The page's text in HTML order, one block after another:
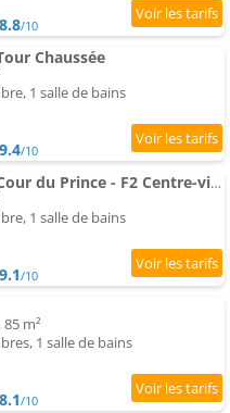
8.8/10
Chaussée
1 salle de bains
9.4/10
Appartement La Cour du Prince - F2 Centre-ville avec cour
1 salle de bains
9.1/10
m²
1 salle de bains
8.1/10